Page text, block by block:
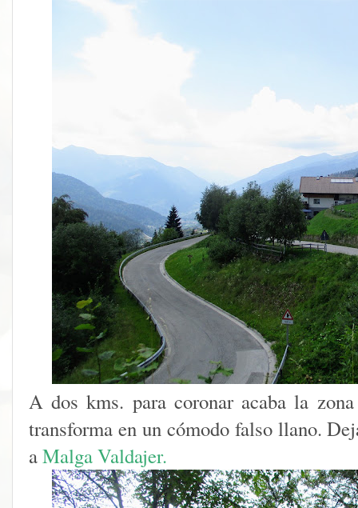
A dos kms. para coronar acaba la
transforma en un cómodo falso llano.
aMalga Valdajer.